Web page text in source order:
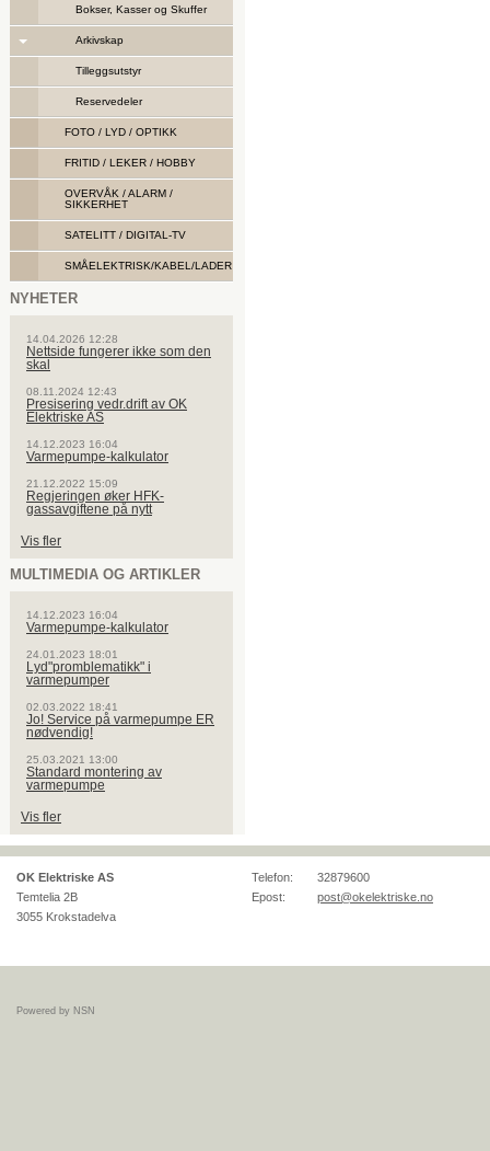
Bokser, Kasser og Skuffer
Arkivskap
Tilleggsutstyr
Reservedeler
FOTO / LYD / OPTIKK
FRITID / LEKER / HOBBY
OVERVÅK / ALARM /
SIKKERHET
SATELITT / DIGITAL-TV
SMÅELEKTRISK/KABEL/LADER
NYHETER
14.04.2026 12:28
Nettside fungerer ikke som den
skal
08.11.2024 12:43
Presisering vedr.drift av OK
Elektriske AS
14.12.2023 16:04
Varmepumpe-kalkulator
21.12.2022 15:09
Regjeringen øker HFK-
gassavgiftene på nytt
Vis fler
MULTIMEDIA OG ARTIKLER
14.12.2023 16:04
Varmepumpe-kalkulator
24.01.2023 18:01
Lyd"promblematikk" i
varmepumper
02.03.2022 18:41
Jo! Service på varmepumpe ER
nødvendig!
25.03.2021 13:00
Standard montering av
varmepumpe
Vis fler
OK Elektriske AS
Temtelia 2B
3055 Krokstadelva
Telefon:
32879600
Epost:
post@okelektriske.no
Powered by NSN